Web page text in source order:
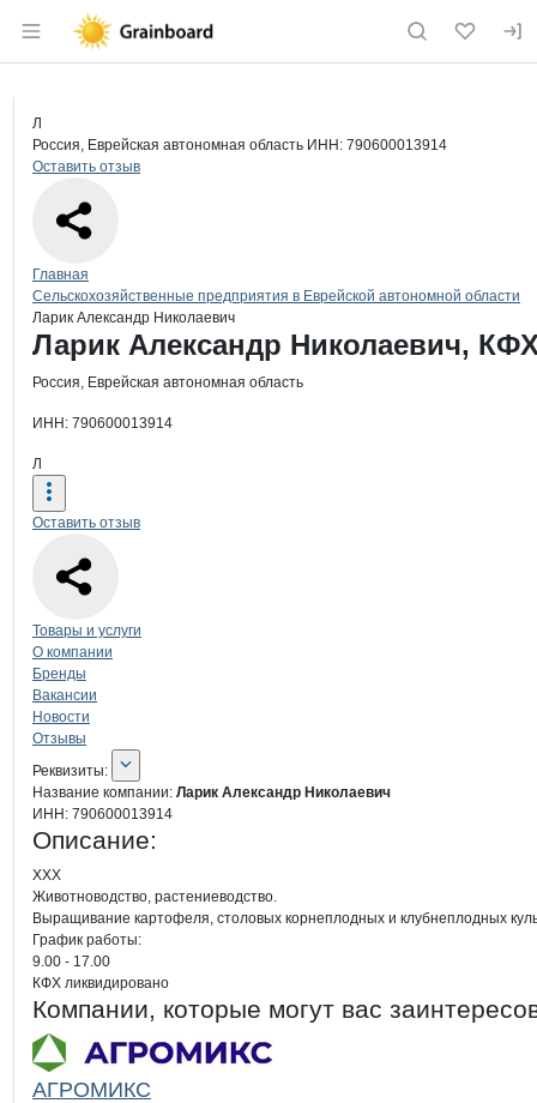
Раздел навигации по сайту
Страница компанииЛарик
Страница компании
Краткая информация о компании
Л
Россия, Еврейская автономная область ИНН: 790600013914
Оставить отзыв
Навигация по сайту
Главная
Сельскохозяйственные предприятия в Еврейской автономной области
Ларик Александр Николаевич
Основная информация о компании
Ларик Александр Николаевич,
Россия, Еврейская автономная область
ИНН: 790600013914
Л
Оставить отзыв
Навигация по странице
Товары и услуги
О компании
Бренды
Вакансии
Новости
Отзывы
О компании
Реквизиты
Реквизиты:
Название компании: Ларик Александр Николаевич
ИНН: 790600013914
Описание:
ХХХ
Животноводство, растениеводство.
Выращивание картофеля, столовых корнеплодных и клубнеплодных
График работы:
9.00 - 17.00
КФХ ликвидировано
Компании, которые могут вас
АГРОМИКС